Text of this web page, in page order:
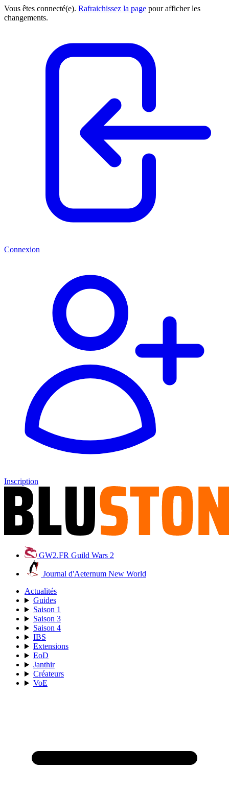
Vous êtes connecté(e). Rafraichissez la page pour afficher les
changements.
Connexion
Inscription
GW2.FR Guild Wars 2
Journal d'Aeternum New World
Actualités
Guides
Saison 1
Saison 3
Saison 4
IBS
Extensions
EoD
Janthir
Créateurs
VoE